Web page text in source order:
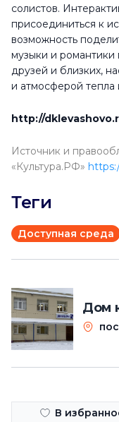
солистов.
присоединиться к
возможность
музыки и романтики
друзей и близких,
и атмосферой тепла
http://
Источник и
«Культура.РФ»
Теги
Доступная среда
Дом
В